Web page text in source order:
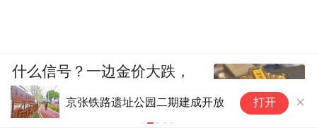
京张铁路遗址公园二期建成开放 打开
什么信号？一边金价大跌，
一边各国央行一直买